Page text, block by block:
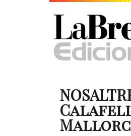
Calafell
Mallorca